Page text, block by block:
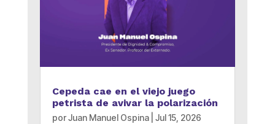
Cepeda cae en el viejo juego
petrista de avivar la polarización
porJuan Manuel Ospina| Jul 15, 2026